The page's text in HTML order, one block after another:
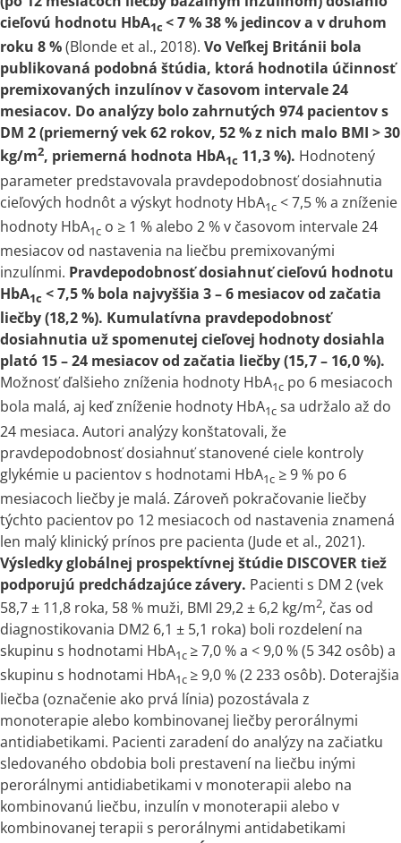
cieľovú hodnotu HbA1c <7 % 38 % jedincova v druhom
roku 8 %(Blonde et al., 2018). Vo Veľkej Británii bola
publikovaná podobná štúdia, ktorá hodnotila účinnosť
premixovaných inzulínovvčasovom intervale 24
mesiacov. Do analýzy bolo zahrnutých 974 pacientovs
DM 2 (priemerný vek 62 rokov, 52 % z nich malo BMI > 30
kg/m2, priemerná hodnota HbA1c 11,3 %). Hodnotený
parameter predstavovala pravdepodobnosť dosiahnutia
cieľových hodnôta výskyt hodnoty HbA1c < 7,5 %a zníženie
hodnoty HbA1c o ≥ 1 % alebo 2 %v časovom intervale 24
mesiacov od nastavenia na liečbu premixovanými
inzulínmi. Pravdepodobnosť dosiahnuť cieľovú hodnotu
HbA1c < 7,5 % bola najvyššia 3 – 6 mesiacov od začatia
liečby (18,2 %). Kumulatívna pravdepodobnosť
dosiahnutia už spomenutej cieľovej hodnoty dosiahla
plató 15 – 24 mesiacov od začatia liečby (15,7 – 16,0 %).
Možnosť ďalšieho zníženia hodnoty HbA1c po 6 mesiacoch
bola malá, aj keď zníženie hodnoty HbA1c sa udržalo až do
24 mesiaca. Autori analýzy konštatovali, že
pravdepodobnosť dosiahnuť stanovené ciele kontroly
glykémie u pacientovs hodnotami HbA1c ≥ 9 % po 6
mesiacoch liečby je malá. Zároveň pokračovanie liečby
týchto pacientov po 12 mesiacoch od nastavenia znamená
len malý klinický prínos pre pacienta (Jude et al., 2021).
Výsledky globálnej prospektívnej štúdie DISCOVER tiež
podporujú predchádzajúce závery. Pacienti s DM 2 (vek
58,7 ± 11,8 roka, 58 % muži, BMI 29,2 ± 6,2 kg/m2, čas od
diagnostikovania DM2 6,1 ± 5,1 roka) boli rozdelení na
skupinu s hodnotami HbA1c ≥ 7,0 %a < 9,0 % (5 342 osôb) a
skupinu s hodnotami HbA1c ≥ 9,0 % (2 233 osôb). Doterajšia
liečba (označenie ako prvá línia) pozostávala z
monoterapie alebo kombinovanej liečby perorálnymi
antidiabetikami. Pacienti zaradení do analýzy na začiatku
sledovaného obdobia boli prestavení na liečbu inými
perorálnymi antidiabetikami v monoterapii alebo na
kombinovanú liečbu, inzulín v monoterapii alebo v
kombinovanej terapii s perorálnymi antidabetikami